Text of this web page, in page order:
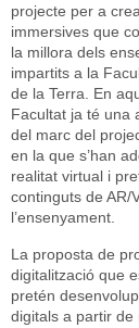
projecte per a
immersives que
la millora dels
impartits a la
de la Terra. En
Facultat ja té una
del marc del
en la que s’han
realitat virtual i
continguts de AR/
l’ensenyament.
La proposta de
digitalització que
pretén
digitals a partir de